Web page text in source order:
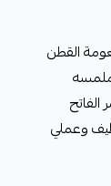
القطن
به وملمسه
الفاتح
وعملي